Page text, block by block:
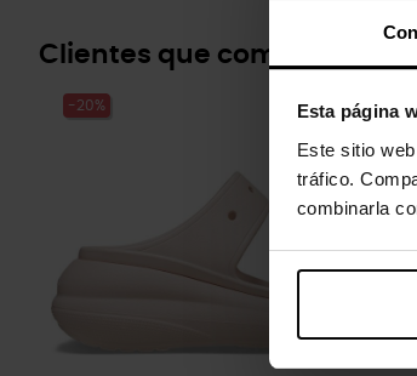
Esta página
Este sitio
tráfico.
combinarla
Clientes que compraram
-20%